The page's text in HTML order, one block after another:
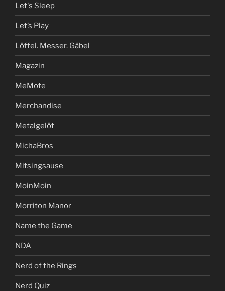
Let's Sleep
Let’s Play
Löffel. Messer. Gäbel
Magazin
MeMote
Merchandise
Metalgelöt
MichaBros
Mitsingsause
MoinMoin
Morriton Manor
Name the Game
NDA
Nerd of the Rings
Nerd Quiz